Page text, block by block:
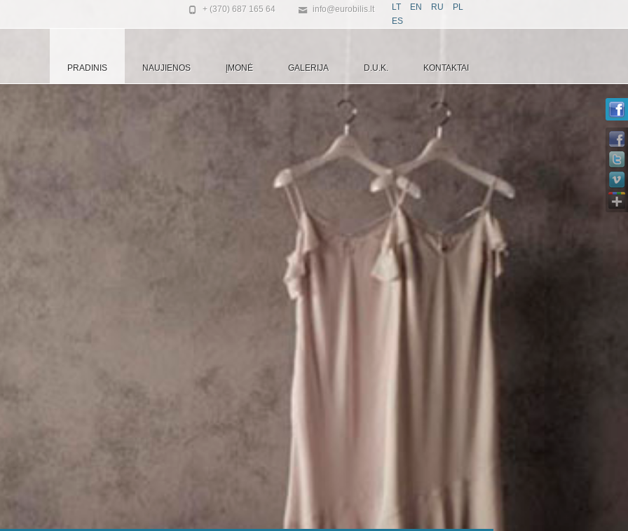
+ (370) 687 165 64 info@eurobilis.lt LT EN RU
PL
ES
PRADINIS NAUJIENOS ĮMONĖ GALERIJA D.U.K. KONTAKTAI